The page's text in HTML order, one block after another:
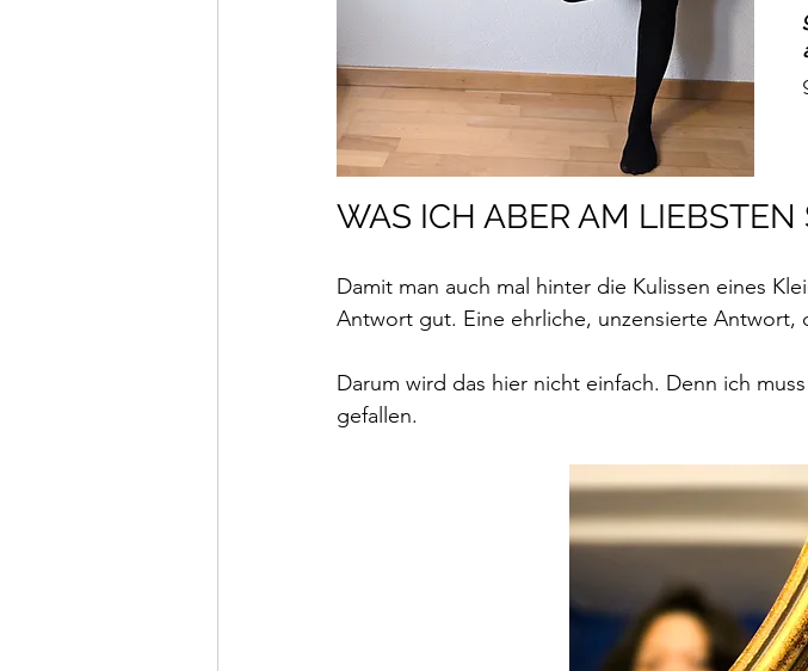
WAS ICH ABER AM
Damit man auch mal hinter die Kulissen eines
Antwort gut. Eine ehrliche, unzensierte Antwort,
Darum wird das hier nicht einfach. Denn ich
gefallen.